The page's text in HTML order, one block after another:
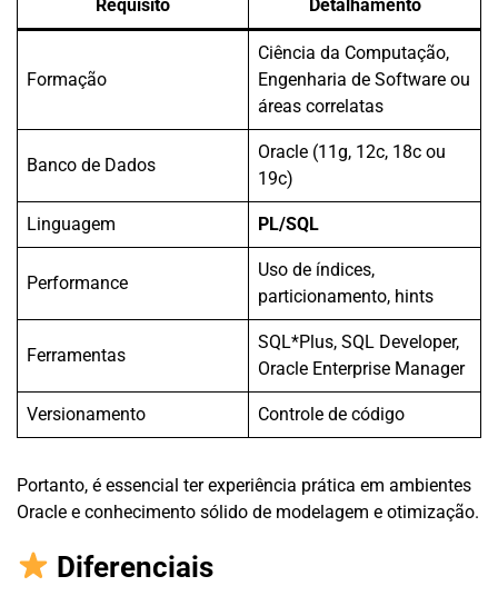
Requisito Detalhamento
Formação
Ciência da Computação,
Engenharia de Software ou
áreas correlatas
Banco de Dados
Oracle (11g, 12c, 18c ou
19c)
Linguagem PL/SQL
Performance
Uso de índices,
particionamento, hints
Ferramentas
SQL*Plus, SQL Developer,
Oracle Enterprise Manager
Versionamento Controle de código
Portanto, é essencial ter experiência prática em ambientes
Oracle e conhecimento sólido de modelagem e otimização.
Diferenciais